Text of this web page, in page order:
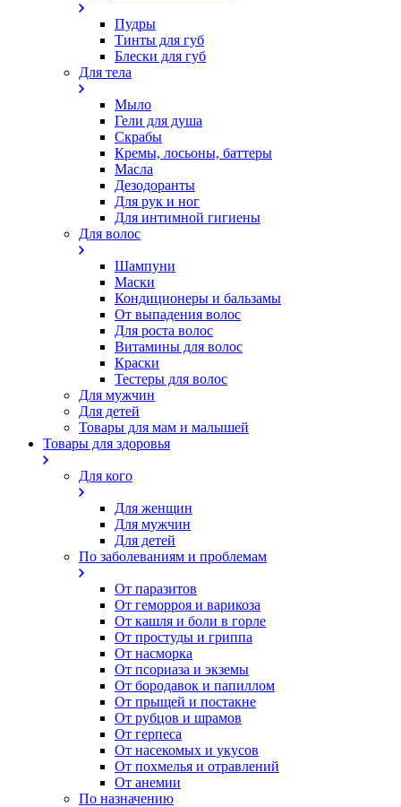
Пудры
Тинты для губ
Блески для губ
Для тела
Мыло
Гели для душа
Скрабы
Кремы, лосьоны, баттеры
Масла
Дезодоранты
Для рук и ног
Для интимной гигиены
Для волос
Шампуни
Маски
Кондиционеры и бальзамы
От выпадения волос
Для роста волос
Витамины для волос
Краски
Тестеры для волос
Для мужчин
Для детей
Товары для мам и малышей
Товары для здоровья
Для кого
Для женщин
Для мужчин
Для детей
По заболеваниям и проблемам
От паразитов
Oт геморроя и варикоза
От кашля и боли в горле
От простуды и гриппа
От насморка
Oт псориаза и экземы
От бородавок и папиллом
От прыщей и постакне
От рубцов и шрамов
От герпеса
От насекомых и укусов
От похмелья и отравлений
От анемии
По назначению